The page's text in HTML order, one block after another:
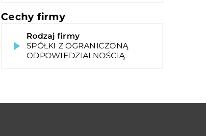
Cechy firmy
Rodzaj firmy
SPÓŁKI Z OGRANICZONĄ
ODPOWIEDZIALNOŚCIĄ